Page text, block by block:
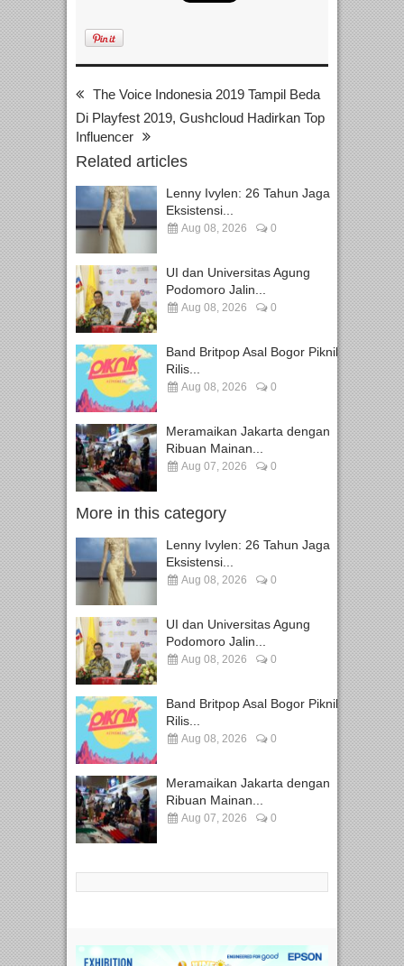
The Voice Indonesia 2019 Tampil Beda
Di Playfest 2019, Gushcloud Hadirkan Top
Influencer
Related articles
Lenny Ivylen: 26 Tahun Jaga
Eksistensi...
Aug 08, 2026 0
UI dan Universitas Agung
Podomoro Jalin...
Aug 08, 2026 0
Band Britpop Asal Bogor Piknik
Rilis...
Aug 08, 2026 0
Meramaikan Jakarta dengan
Ribuan Mainan...
Aug 07, 2026 0
More in this category
Lenny Ivylen: 26 Tahun Jaga
Eksistensi...
Aug 08, 2026 0
UI dan Universitas Agung
Podomoro Jalin...
Aug 08, 2026 0
Band Britpop Asal Bogor Piknik
Rilis...
Aug 08, 2026 0
Meramaikan Jakarta dengan
Ribuan Mainan...
Aug 07, 2026 0